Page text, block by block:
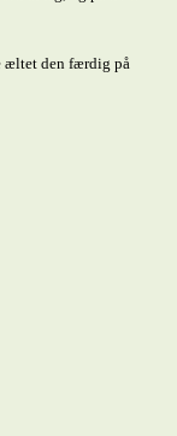
æltet den færdig på